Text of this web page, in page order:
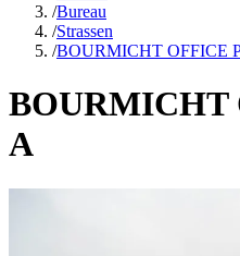
/Bureau
/Strassen
/BOURMICHT OFFICE
BOURMICHT
A